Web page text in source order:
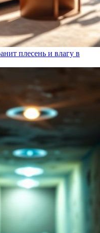
плесень и влагу в